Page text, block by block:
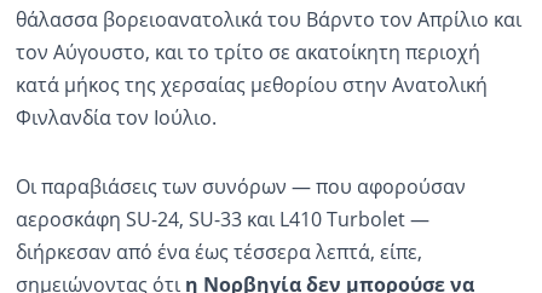
θάλασσα βορειοανατολικά του Βάρντο τον Απρίλιο και
τον Αύγουστο, και το τρίτο σε ακατοίκητη περιοχή
κατά μήκος της χερσαίας μεθορίου στην Ανατολική
Φινλανδία τον Ιούλιο.
Οι παραβιάσεις των συνόρων — που αφορούσαν
αεροσκάφη SU-24, SU-33 και L410 Turbolet —
διήρκεσαν από ένα έως τέσσερα λεπτά, είπε,
σημειώνοντας ότιη Νορβηγία δεν μπορούσε να